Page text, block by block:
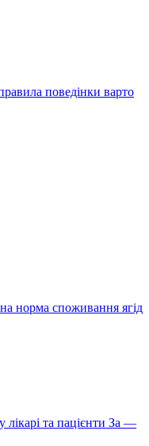
поведінки варто
норма споживання ягід
лікарі та пацієнти За —